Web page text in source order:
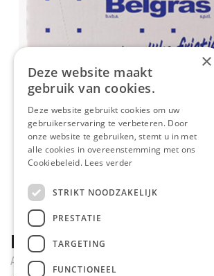
Runds Vet Belgras 4 x
Actief
×
Deze website maakt
gebruik van cookies.
Deze website gebruikt cookies om uw
gebruikerservaring te verbeteren. Door
onze website te gebruiken, stemt u in met
alle cookies in overeenstemming met ons
Cookiebeleid. Lees verder
STRIKT NOODZAKELIJK
PRESTATIE
TARGETING
FUNCTIONEEL